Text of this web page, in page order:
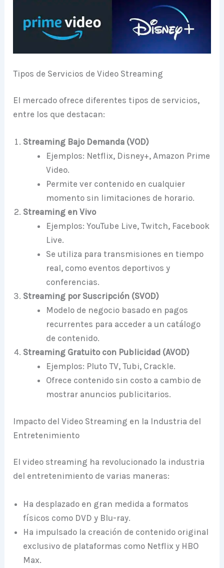
Tipos de Servicios de Video Streaming
El mercado ofrece diferentes tipos de servicios,
entre los que destacan:
Streaming Bajo Demanda (VOD)
Ejemplos: Netflix, Disney+, Amazon Prime
Video.
Permite ver contenido en cualquier
momento sin limitaciones de horario.
Streaming en Vivo
Ejemplos: YouTube Live, Twitch, Facebook
Live.
Se utiliza para transmisiones en tiempo
real, como eventos deportivos y
conferencias.
Streaming por Suscripción (SVOD)
Modelo de negocio basado en pagos
recurrentes para acceder a un catálogo
de contenido.
Streaming Gratuito con Publicidad (AVOD)
Ejemplos: Pluto TV, Tubi, Crackle.
Ofrece contenido sin costo a cambio de
mostrar anuncios publicitarios.
Impacto del Video Streaming en la Industria del
Entretenimiento
El video streaming ha revolucionado la industria
del entretenimiento de varias maneras:
Ha desplazado en gran medida a formatos
físicos como DVD y Blu-ray.
Ha impulsado la creación de contenido original
exclusivo de plataformas como Netflix y HBO
Max.